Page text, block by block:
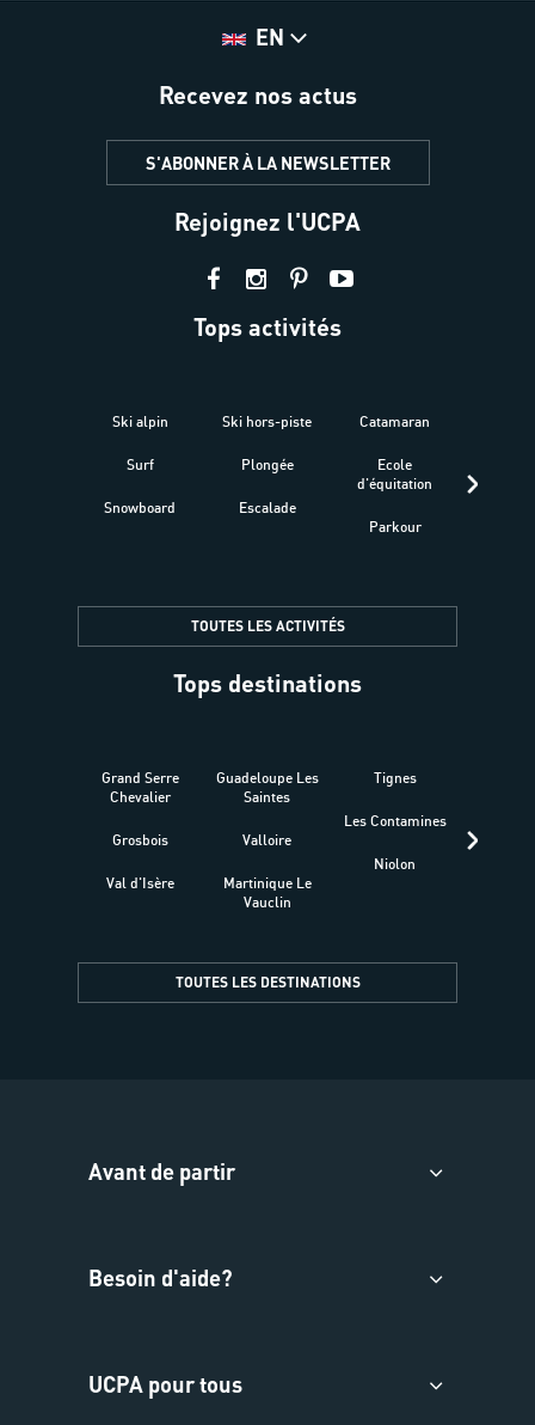
EN
Recevez nos actus
S'ABONNER À LA NEWSLETTER
Rejoignez l'UCPA
Tops activités
Ski alpin
Surf
Snowboard
Ski hors-piste
Plongée
Escalade
Catamaran
Ecole
d'équitation
Parkour
TOUTES LES ACTIVITÉS
Tops destinations
Grand Serre
Chevalier
Grosbois
Val d'Isère
Guadeloupe Les
Saintes
Valloire
Martinique Le
Vauclin
Tignes
Les Contamines
Niolon
TOUTES LES DESTINATIONS
Avant de partir
Besoin d'aide?
UCPA pour tous